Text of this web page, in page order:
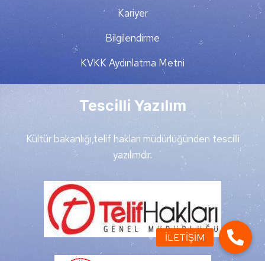
Kariyer
Bilgilendirme
KVKK Aydınlatma Metni
Tescilli Yazılım
Kültür bakanlığı,telif hakları müdürlüğünden tescilli
yazılımdır.